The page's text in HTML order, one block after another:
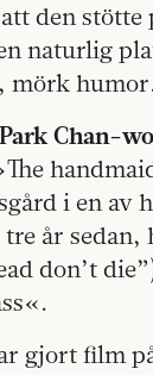
den
naturlig
mörk
Chan-
i en av
år sedan,
don’t
gjort film